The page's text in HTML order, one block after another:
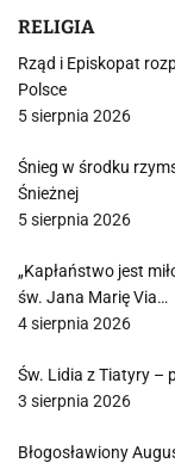
RELIGIA
Rząd i Episkopat
Polsce
5 sierpnia 2026
Śnieg w środku
Śnieżnej
5 sierpnia 2026
„Kapłaństwo jest
św. Jana Marię Via…
4 sierpnia 2026
Św. Lidia z Tiatyry –
3 sierpnia 2026
Błogosławiony